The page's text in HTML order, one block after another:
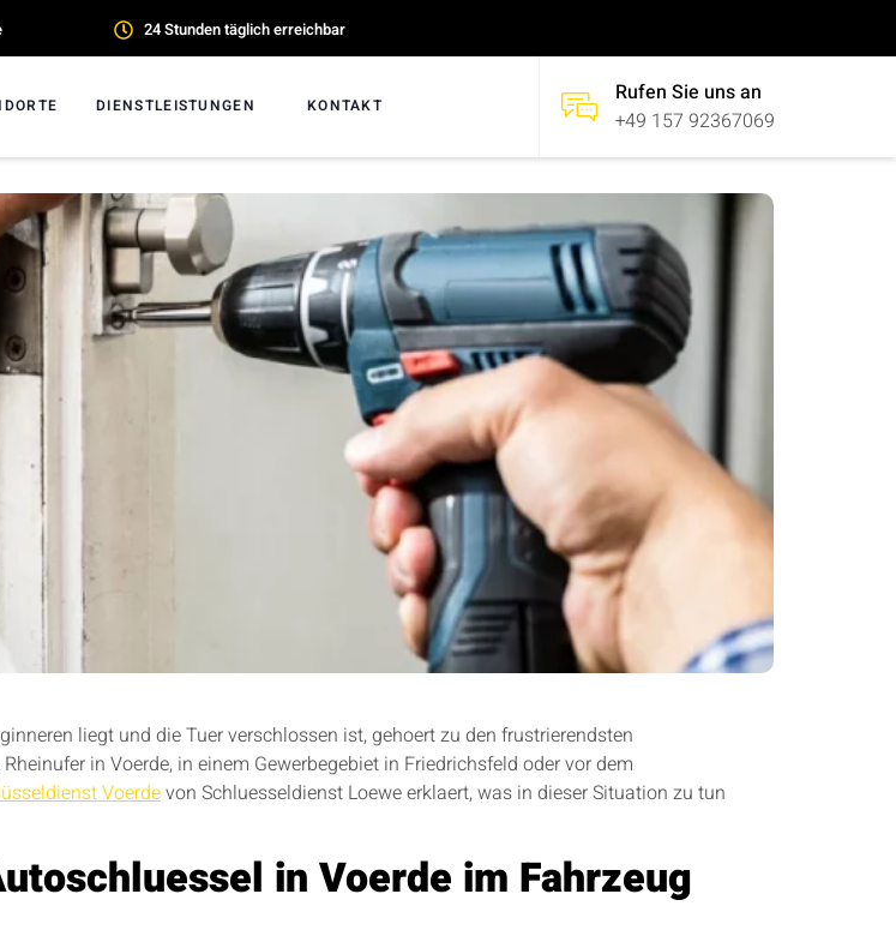
24 Stunden täglich erreichbar
DIENSTLEISTUNGEN KONTAKT
Rufen Sie uns an
+49 157 92367069
liegt und die Tuer verschlossen ist, gehoert zu den frustrierendsten
in Voerde, in einem Gewerbegebiet in Friedrichsfeld oder vor dem
Voerdevon Schluesseldienst Loewe erklaert, was in dieser Situation zu tun
in Voerde im Fahrzeug